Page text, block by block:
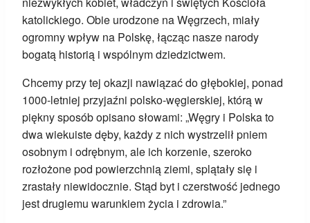
katolickiego. Obie urodzone na Węgrzech, miały
ogromny wpływ na Polskę, łącząc nasze narody
bogatą historią i wspólnym dziedzictwem.
Chcemy przy tej okazji nawiązać do głębokiej, ponad
1000-letniej przyjaźni polsko-węgierskiej, którą w
piękny sposób opisano słowami: „Węgry i Polska to
dwa wiekuiste dęby, każdy z nich wystrzelił pniem
osobnym i odrębnym, ale ich korzenie, szeroko
rozłożone pod powierzchnią ziemi, splątały się i
zrastały niewidocznie. Stąd byt i czerstwość jednego
jest drugiemu warunkiem życia i zdrowia.”